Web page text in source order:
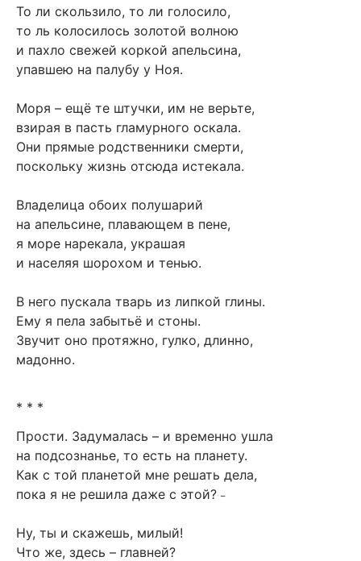
То ли скользило, то ли голосило,
то ль колосилось золотой волною
и пахло свежей коркой апельсина,
упавшею на палубу у Ноя.
Моря – ещё те штучки, им не верьте,
взирая в пасть гламурного оскала.
Они прямые родственники смерти,
поскольку жизнь отсюда истекала.
Владелица обоих полушарий
на апельсине, плавающем в пене,
я море нарекала, украшая
и населяя шорохом и тенью.
В него пускала тварь из липкой глины.
Ему я пела забытьё и стоны.
Звучит оно протяжно, гулко, длинно,
мадонно.
* * *
Прости. Задумалась – и временно ушла
на подсознанье, то есть на планету.
Как с той планетой мне решать дела,
пока я не решила даже с этой? –
Ну, ты и скажешь, милый!
Что же, здесь – главней?